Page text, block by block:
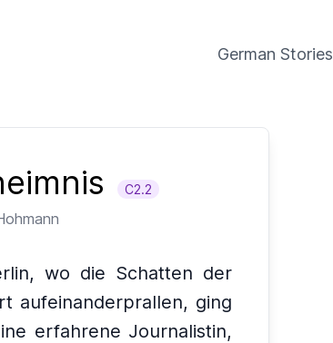
German Stories
C2.2
wo die Schatten der
aufeinanderprallen, ging
erfahrene Journalistin,